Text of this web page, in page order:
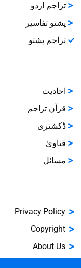
تراجم اردو
پشتو تفاسیر
تراجم پشتو
احادیث
قرآن تراجم
ڈکشنری
فتاویٰ
مسائل
Privacy Policy
Copyright
About Us